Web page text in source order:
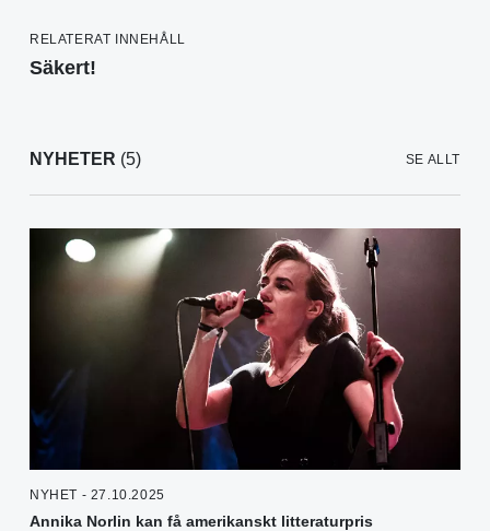
RELATERAT INNEHÅLL
Säkert!
NYHETER (5) SE ALLT
NYHET - 27.10.2025
Annika Norlin kan få amerikanskt litteraturpris